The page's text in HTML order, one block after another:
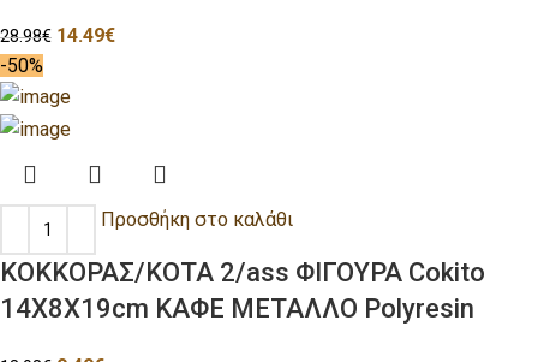
28.98€ 14.49€
-50%
Προσθήκη στο καλάθι
ΚΟΚΚΟΡΑΣ/ΚΟΤΑ 2/ass ΦΙΓΟΥΡΑ Cokito
14Χ8Χ19cm ΚΑΦΕ ΜΕΤΑΛΛΟ Polyresin